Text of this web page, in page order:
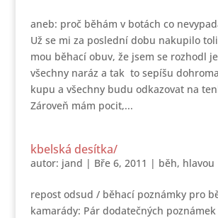
aneb: proč běhám v botách co
Už se mi za poslední dobu nakupilo
mou běhací obuv, že jsem se rozhodl
všechny naráz a tak to sepíšu
kupu a všechny budu odkazovat na
Zároveň mám pocit,...
kbelská desítka/
autor: jand | Bře 6, 2011 | běh, hlavou
repost odsud / běhací poznámky pro
kamarády: Pár dodatečných